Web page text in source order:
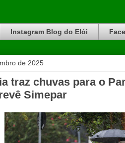
Instagram Blog do Elói
de 2025
traz chuvas para o
Simepar